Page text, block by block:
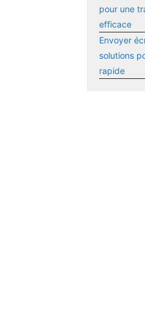
pour une
efficace
Envoyer
solutions
rapide